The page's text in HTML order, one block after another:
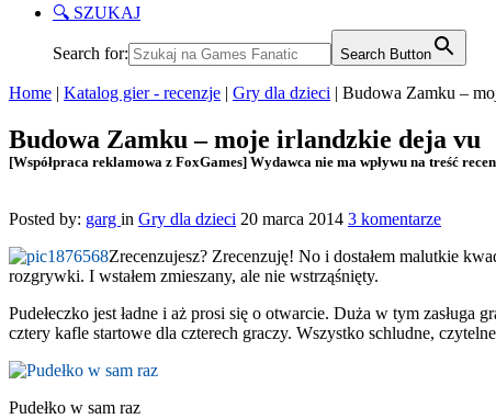
🔍 SZUKAJ
Search for: Search Button
Home | Katalog gier - recenzje | Gry dla dzieci | Budowa Zamku –
Budowa Zamku – moje irlandzkie deja vu
[Współpraca reklamowa z FoxGames] Wydawca nie ma wpływu na treść
Posted by: garg in Gry dla dzieci 20 marca 2014 3 komentarze
Zrecenzujesz? Zrecenzuję! No i dostałem malutkie
rozgrywki. I wstałem zmieszany, ale nie wstrząśnięty.
Pudełeczko jest ładne i aż prosi się o otwarcie. Duża w tym
cztery kafle startowe dla czterech graczy. Wszystko schludne,
Pudełko w sam raz